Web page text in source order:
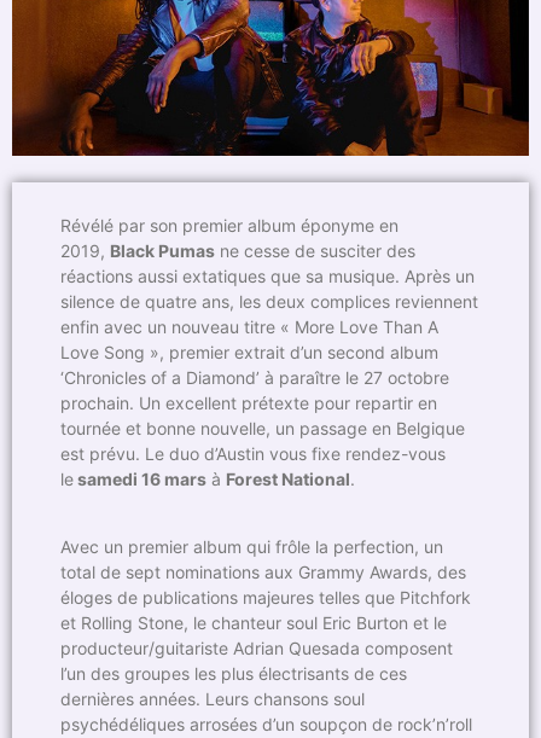
Révélé par son premier album éponyme en
2019, Black Pumas ne cesse de susciter des
réactions aussi extatiques que sa musique. Après un
silence de quatre ans, les deux complices reviennent
enfin avec un nouveau titre « More Love Than A
Love Song », premier extrait d’un second album
‘Chronicles of a Diamond’ à paraître le 27 octobre
prochain. Un excellent prétexte pour repartir en
tournée et bonne nouvelle, un passage en Belgique
est prévu. Le duo d’Austin vous fixe rendez-vous
lesamedi 16 mars à Forest National.
Avec un premier album qui frôle la perfection, un
total de sept nominations aux Grammy Awards, des
éloges de publications majeures telles que Pitchfork
et Rolling Stone, le chanteur soul Eric Burton et le
producteur/guitariste Adrian Quesada composent
l’un des groupes les plus électrisants de ces
dernières années. Leurs chansons soul
psychédéliques arrosées d’un soupçon de rock’n’roll